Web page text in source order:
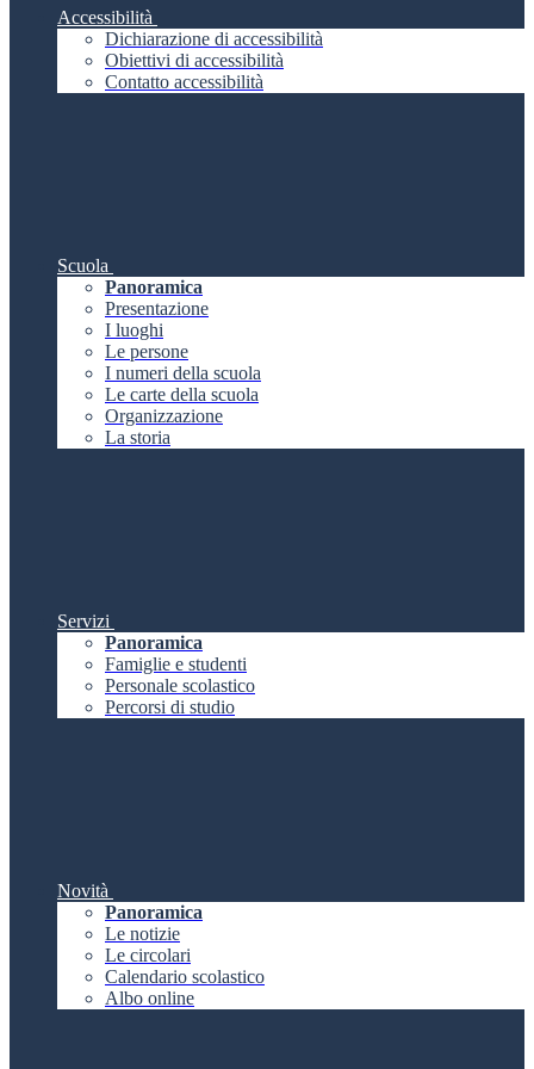
Accessibilità
Dichiarazione di accessibilità
Obiettivi di accessibilità
Contatto accessibilità
Scuola
Panoramica
Presentazione
I luoghi
Le persone
I numeri della scuola
Le carte della scuola
Organizzazione
La storia
Servizi
Panoramica
Famiglie e studenti
Personale scolastico
Percorsi di studio
Novità
Panoramica
Le notizie
Le circolari
Calendario scolastico
Albo online